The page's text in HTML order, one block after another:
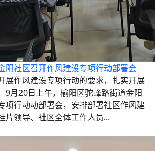
阳社区召开作风建设专项行动部署会
展作风建设专项行动的要求，扎实开展
9月20日上午，榆阳区驼峰路街道金阳
项行动动部署会，安排部署社区作风建
片领导、社区全体工作人员...